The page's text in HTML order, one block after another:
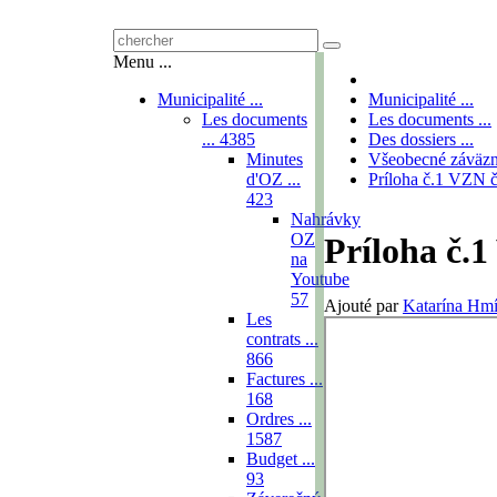
Menu ...
Municipalité ...
Les documents
... 4385
Minutes
d'OZ ...
423
Nahrávky
OZ
na
Youtube
57
Les
contrats ...
866
Factures ...
168
Ordres ...
1587
Budget ...
93
Municipalité ...
Les documents ...
Des dossiers ...
Všeobecné
Príloha č.1 VZN
Príloha č.1
Ajouté parKatarína